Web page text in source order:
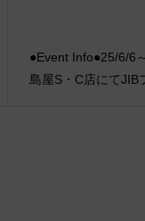
●Event Info●25/6/6
島屋S・C店にてJIB